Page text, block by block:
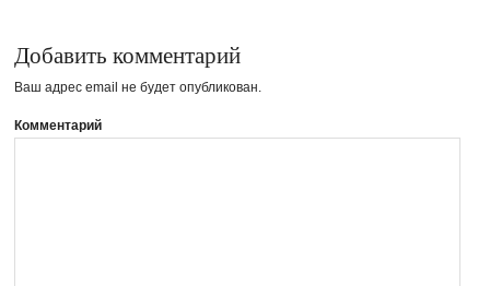
Добавить комментарий
Ваш адрес email не будет опубликован.
Комментарий